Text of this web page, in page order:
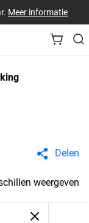
Meer informatie
Delen
weergeven